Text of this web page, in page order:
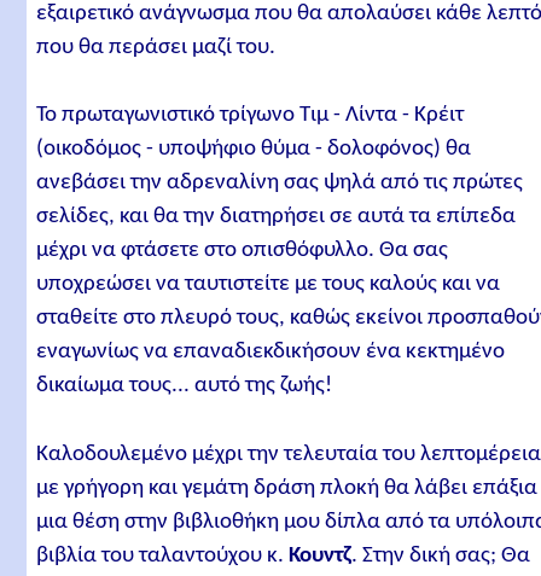
εξαιρετικό ανάγνωσμα που θα απολαύσει κάθε
που θα περάσει μαζί του.
Το πρωταγωνιστικό τρίγωνο Τιμ - Λίντα - Κρέιτ
(οικοδόμος - υποψήφιο θύμα - δολοφόνος) θα
ανεβάσει την αδρεναλίνη σας ψηλά από τις πρώτες
σελίδες, και θα την διατηρήσει σε αυτά τα επίπεδα
μέχρι να φτάσετε στο οπισθόφυλλο. Θα σας
υποχρεώσει να ταυτιστείτε με τους καλούς και να
σταθείτε στο πλευρό τους, καθώς εκείνοι
εναγωνίως να επαναδιεκδικήσουν ένα κεκτημένο
δικαίωμα τους... αυτό της ζωής!
Καλοδουλεμένο μέχρι την τελευταία του
με γρήγορη και γεμάτη δράση πλοκή θα λάβει επάξια
μια θέση στην βιβλιοθήκη μου δίπλα από τα
βιβλία του ταλαντούχου κ. Κουντζ. Στην δική σας; Θα